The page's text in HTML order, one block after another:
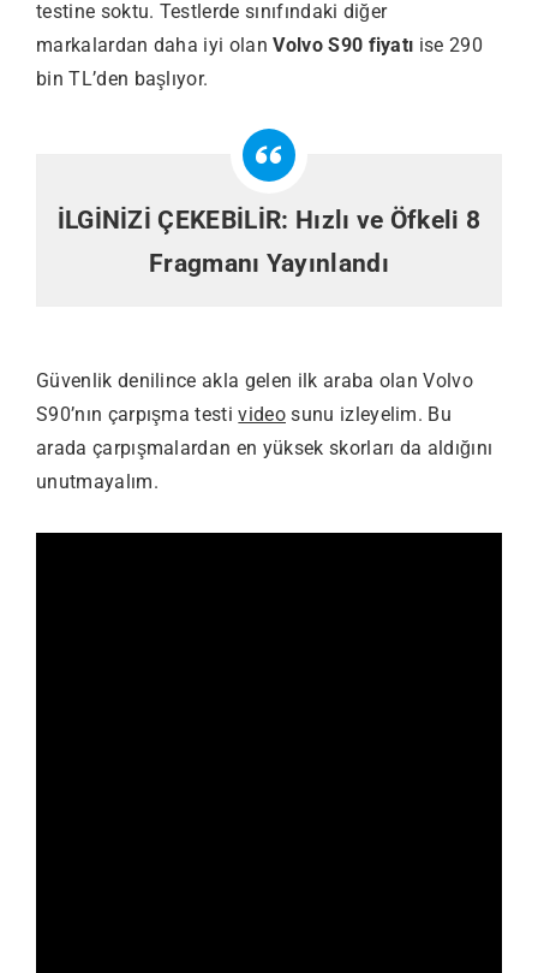
testine soktu. Testlerde sınıfındaki diğer
markalardan daha iyi olanVolvo S90 fiyatı ise 290
bin TL’den başlıyor.
İLGİNİZİ ÇEKEBİLİR: Hızlı ve Öfkeli 8
Fragmanı Yayınlandı
Güvenlik denilince akla gelen ilk araba olan Volvo
S90’nın çarpışma testivideosunu izleyelim. Bu
arada çarpışmalardan en yüksek skorları da aldığını
unutmayalım.